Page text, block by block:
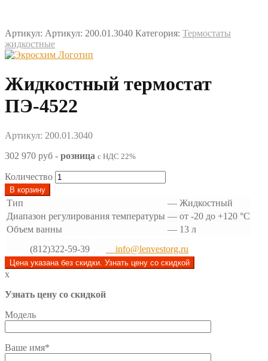
Артикул: Артикул: 200.01.3040 Категория: Термостаты
жидкостные
Жидкостный термостат
ПЭ-4522
Артикул: 200.01.3040
302 970 руб - розница с НДС 22%
Количество
В корзину
Тип — Жидкостный
Диапазон регулирования температуры — от -20 до +120 °С
Объем ванны
— 13 л
(812)322-59-39
info@lenvestorg.ru
Цена указана без скидки. Узнать цену со скидкой
x
Узнать цену со скидкой
Модель
Ваше имя*